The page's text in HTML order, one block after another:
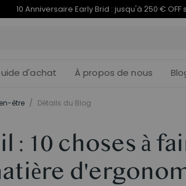
du 10e anniversaire | C7 Morpher dès 579,99 €
d'achat À propos de nous
être / Détails du Blog
: 10 choses à